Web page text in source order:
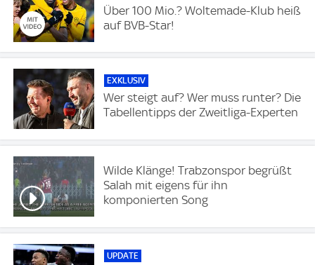
Über 100 Mio.? Woltemade-Klub heiß
auf BVB-Star!
EXKLUSIV
Wer steigt auf? Wer muss runter? Die
Tabellentipps der Zweitliga-Experten
Wilde Klänge! Trabzonspor begrüßt
Salah mit eigens für ihn
komponierten Song
UPDATE